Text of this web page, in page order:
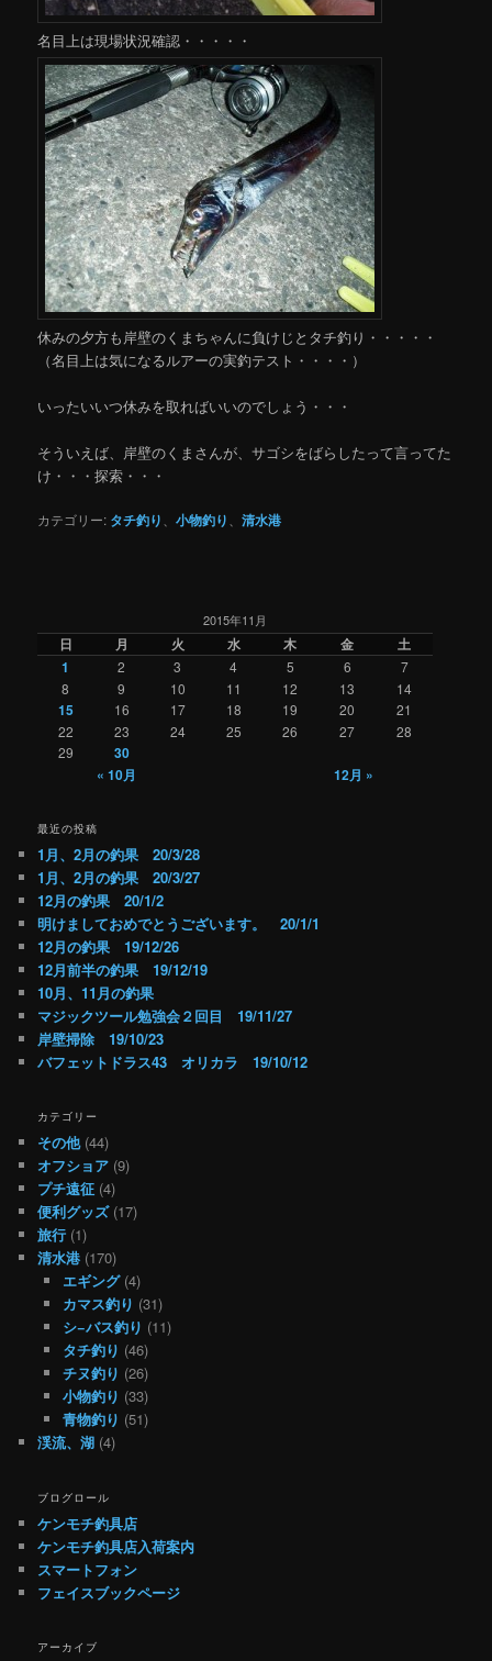
名目上は現場状況確認・・・・・
休みの夕方も岸壁のくまちゃんに負けじとタチ釣り・・・・・
（名目上は気になるルアーの実釣テスト・・・・）
いったいいつ休みを取ればいいのでしょう・・・
そういえば、岸壁のくまさんが、サゴシをばらしたって言ってた
け・・・探索・・・
カテゴリー: タチ釣り 、小物釣り 、清水港
2015年11月
日 月 火 水 木 金
土
1
2 3 4 5 6
7
8
9 10 11 12 13 14
15 16 17 18 19 20
21
22
23 24 25 26 27
28
29
30
« 10月
12月 »
最近の投稿
1月、2月の釣果 20/3/28
1月、2月の釣果 20/3/27
12月の釣果 20/1/2
明けましておめでとうございます。 20/1/1
12月の釣果 19/12/26
12月前半の釣果 19/12/19
10月、11月の釣果
マジックツール勉強会２回目 19/11/27
岸壁掃除 19/10/23
バフェットドラス43 オリカラ 19/10/12
カテゴリー
その他(44)
オフショア (9)
プチ遠征 (4)
便利グッズ(17)
旅行 (1)
清水港 (170)
エギング(4)
カマス釣り (31)
シ−バス釣り (11)
タチ釣り (46)
チヌ釣り (26)
小物釣り (33)
青物釣り (51)
渓流、湖 (4)
ブログロール
ケンモチ釣具店
ケンモチ釣具店入荷案内
スマートフォン
フェイスブックページ
アーカイブ